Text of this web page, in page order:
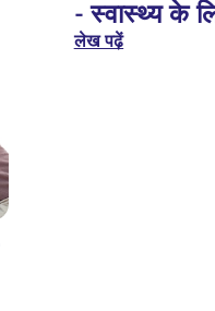
- स्वास्थ्य के
लेख पढ़ें